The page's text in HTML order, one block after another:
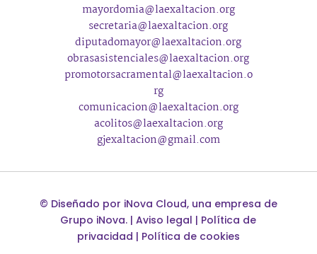
mayordomia@laexaltacion.org
secretaria@laexaltacion.org
diputadomayor@laexaltacion.org
obrasasistenciales@laexaltacion.org
promotorsacramental@laexaltacion.o
rg
comunicacion@laexaltacion.org
acolitos@laexaltacion.org
gjexaltacion@gmail.com
© Diseñado por iNova Cloud, una empresa de
Grupo iNova. |Aviso legal | Política de
privacidad | Política de cookies